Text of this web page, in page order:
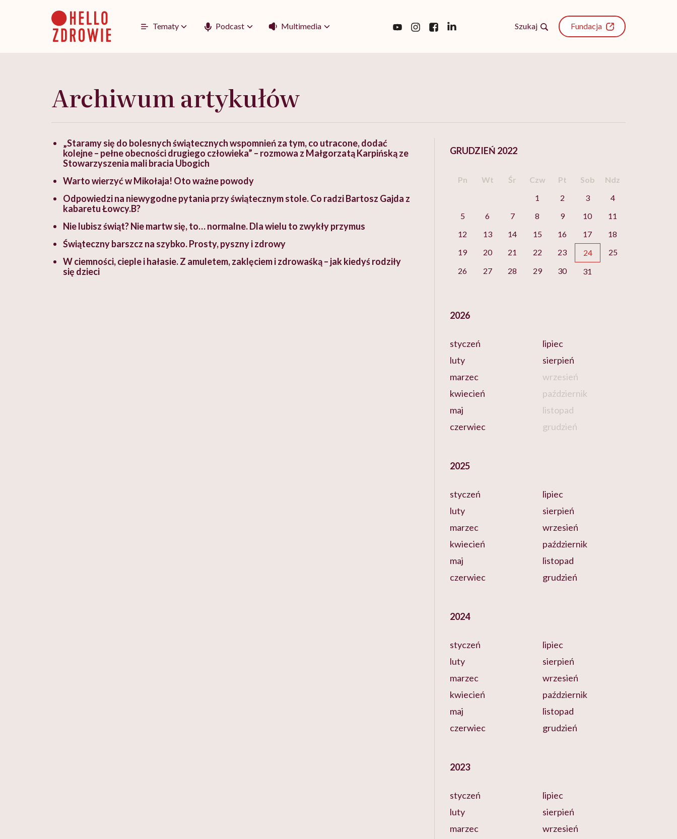
Tematy Podcast Multimedia Szukaj Fundacja
Archiwum artykułów
„Staramy się do bolesnych świątecznych wspomnień za tym, co utracone, dodać
kolejne – pełne obecności drugiego człowieka” – rozmowa z Małgorzatą Karpińską ze
Stowarzyszenia mali bracia Ubogich
Warto wierzyć w Mikołaja! Oto ważne powody
Odpowiedzi na niewygodne pytania przy świątecznym stole. Co radzi Bartosz Gajda z
kabaretu Łowcy.B?
Nie lubisz świąt? Nie martw się, to… normalne. Dla wielu to zwykły przymus
Świąteczny barszcz na szybko. Prosty, pyszny i zdrowy
W ciemności, cieple i hałasie. Z amuletem, zaklęciem i zdrowaśką – jak kiedyś rodziły
się dzieci
GRUDZIEŃ 2022
Pn Wt Śr Czw Pt Sob
Ndz
1
2 3
4
5
6 7 8 9 10
11
12
13 14 15 16 17
18
19
20 21 22 23 24
25
26
27 28 29 30 31
2026
styczeń
luty
marzec
kwiecień
maj
czerwiec
lipiec
sierpień
wrzesień
październik
listopad
grudzień
2025
styczeń
luty
marzec
kwiecień
maj
czerwiec
lipiec
sierpień
wrzesień
październik
listopad
grudzień
2024
styczeń
luty
marzec
kwiecień
maj
czerwiec
lipiec
sierpień
wrzesień
październik
listopad
grudzień
2023
styczeń
luty
marzec
lipiec
sierpień
wrzesień